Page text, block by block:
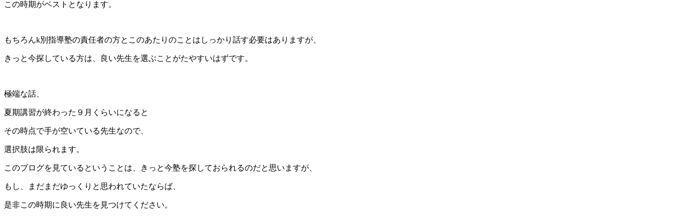
この時期がベストとなります。
もちろんk別指導塾の責任者の方とこのあたりのことはしっかり話す必要はありますが、
きっと今探している方は、良い先生を選ぶことがたやすいはずです。
極端な話、
夏期講習が終わった９月くらいになると
その時点で手が空いている先生なので、
選択肢は限られます。
このブログを見ているということは、きっと今塾を探しておられるのだと思いますが、
もし、まだまだゆっくりと思われていたならば、
是非この時期に良い先生を見つけてください。